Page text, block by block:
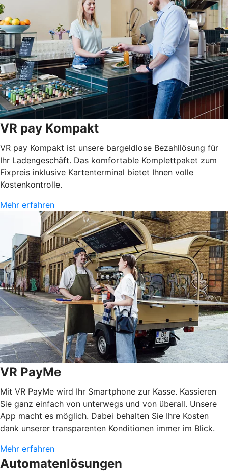
VR pay Kompakt
VR pay Kompakt ist unsere bargeldlose Bezahllösung für
Ihr Ladengeschäft. Das komfortable Komplettpaket zum
Fixpreis inklusive Kartenterminal bietet Ihnen volle
Kostenkontrolle.
Mehr erfahren
VR PayMe
Mit VR PayMe wird Ihr Smartphone zur Kasse. Kassieren
Sie ganz einfach von unterwegs und von überall. Unsere
App macht es möglich. Dabei behalten Sie Ihre Kosten
dank unserer transparenten Konditionen immer im Blick.
Mehr erfahren
Automatenlösungen